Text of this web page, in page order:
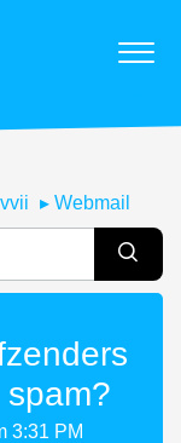
Webmail
3:31 PM